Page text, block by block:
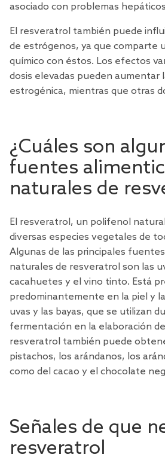
asociado con problemas
El resveratrol también puede
de estrógenos, ya que comparte
químico con éstos. Los efectos
dosis elevadas pueden aumentar
estrogénica, mientras que otras
¿Cuáles son
fuentes
naturales de
El resveratrol, un polifenol
diversas especies vegetales de
Algunas de las principales
naturales de resveratrol son las
cacahuetes y el vino tinto. Está
predominantemente en la piel y
uvas y las bayas, que se utilizan
fermentación en la elaboración
resveratrol también puede
pistachos, los arándanos, los
como del cacao y el chocolate
Señales de que
resveratrol